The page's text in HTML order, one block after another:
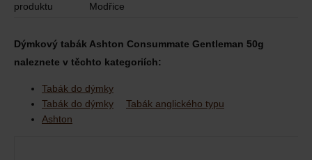
produktu
Modřice
Dýmkový tabák Ashton Consummate Gentleman 50g
naleznete v těchto kategoriích:
Tabák do dýmky
Tabák do dýmky
Tabák anglického typu
Ashton